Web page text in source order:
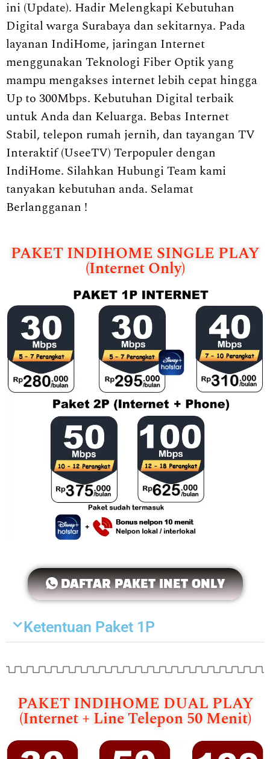
ini (Update). Hadir Melengkapi Kebutuhan
Digital warga Surabaya dan sekitarnya. Pada
layanan IndiHome, jaringan Internet
menggunakan Teknologi Fiber Optik yang
mampu mengakses internet lebih cepat hingga
Up to 300Mbps. Kebutuhan Digital terbaik
untuk Anda dan Keluarga. Bebas Internet
Stabil, telepon rumah jernih, dan tayangan TV
Interaktif (UseeTV) Terpopuler dengan
IndiHome. Silahkan Hubungi Team kami
tanyakan kebutuhan anda. Selamat
Berlangganan !
PAKET INDIHOME SINGLE PLAY
(Internet Only)
DAFTAR PAKET INET ONLY
Ketentuan Paket 1P
PAKET INDIHOME DUAL PLAY
(Internet + Line Telepon 50 Menit)